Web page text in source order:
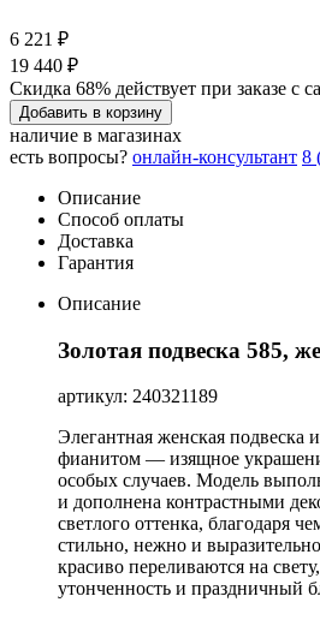
6 221 ₽
19 440 ₽
Скидка 68% действует при заказе с
Добавить в корзину
наличие в магазинах
есть вопросы? онлайн-консультант 8
Описание
Способ оплаты
Доставка
Гарантия
Описание
Золотая подвеска 585,
артикул: 240321189
Элегантная женская подвеска
фианитом — изящное
особых случаев. Модель
и дополнена контрастными
светлого оттенка, благодаря
стильно, нежно и
красиво переливаются на
утонченность и праздничный